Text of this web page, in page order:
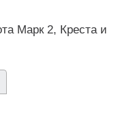
Марк 2, Креста и